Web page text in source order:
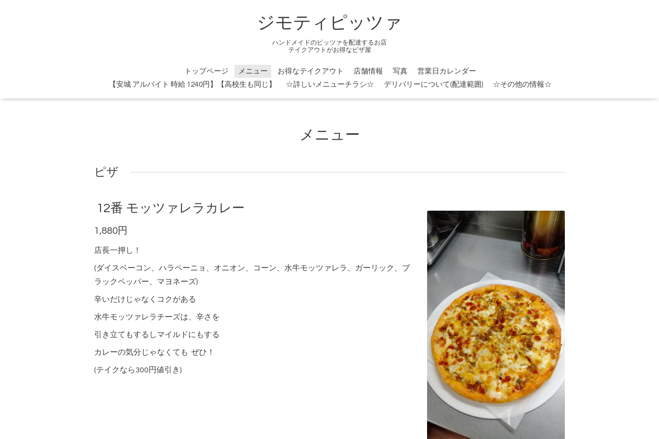
ジモティピッツァ
ハンドメイドのピッツァを配達するお店
テイクアウトがお得なピザ屋
トップページ メニュー お得なテイクアウト 店舗情報 写真
営業日カレンダー
【安城 アルバイト 時給 1240円】【高校生も同じ】
☆詳しいメニューチラシ☆ デリバリーについて(配達範囲) ☆その他の情報☆
メニュー
ピザ
12番 モッツァレラカレー
1,880円
店長一押し！
(ダイスベーコン、ハラペーニョ、オニオン、コーン、水牛モッツァレラ、ガーリック、ブ
ラックペッパー、マヨネーズ)
辛いだけじゃなくコクがある
水牛モッツァレラチーズは、辛さを
引き立てもするしマイルドにもする
カレーの気分じゃなくても ぜひ！
(テイクなら300円値引き)